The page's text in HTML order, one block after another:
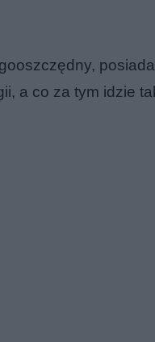
posiada
a co za tym idzie